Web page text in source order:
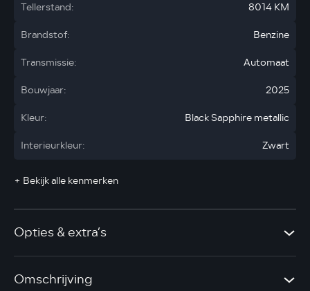
Tellerstand:
8014 KM
Brandstof:
Benzine
Transmissie:
Automaat
Bouwjaar:
2025
Kleur:
Black Sapphire metallic
Interieurkleur:
Zwart
+ Bekijk alle kenmerken
Opties & extra’s
Omschrijving